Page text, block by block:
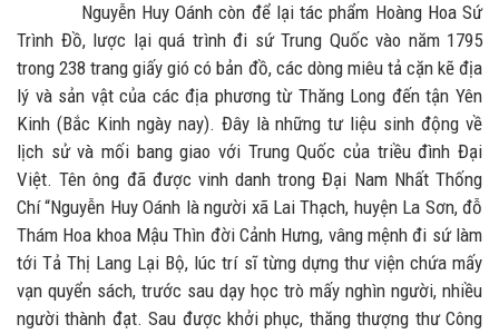
Nguyễn Huy Oánh còn để lại tác phẩm Hoàng Hoa Sứ
Trình Đồ, lược lại quá trình đi sứ Trung Quốc vào năm 1795
trong 238 trang giấy gió có bản đồ, các dòng miêu tả cặn kẽ địa
lý và sản vật của các địa phương từ Thăng Long đến tận Yên
Kinh (Bắc Kinh ngày nay). Đây là những tư liệu sinh động về
lịch sử và mối bang giao với Trung Quốc của triều đình Đại
Việt. Tên ông đã được vinh danh trong Đại Nam Nhất Thống
Chí “Nguyễn Huy Oánh là người xã Lai Thạch, huyện La Sơn, đỗ
Thám Hoa khoa Mậu Thìn đời Cảnh Hưng, vâng mệnh đi sứ làm
tới Tả Thị Lang Lại Bộ, lúc trí sĩ từng dựng thư viện chứa mấy
vạn quyển sách, trước sau dạy học trò mấy nghìn người, nhiều
người thành đạt. Sau được khởi phục, thăng thượng thư Công